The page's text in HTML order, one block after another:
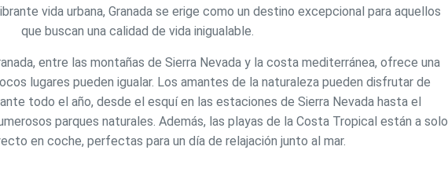
vida urbana, Granada se erige como un destino excepcional para aquellos
que buscan una calidad de vida inigualable.
entre las montañas de Sierra Nevada y la costa mediterránea, ofrece una
lugares pueden igualar. Los amantes de la naturaleza pueden disfrutar de
todo el año, desde el esquí en las estaciones de Sierra Nevada hasta el
parques naturales. Además, las playas de la Costa Tropical están a solo
en coche, perfectas para un día de relajación junto al mar.
Cookies propias para recopilar información con la finalidad de
mismas. El usuario tiene la posibilidad de configurar su navegador
desea, impedir que sean instaladas en su disco duro, aunque
cuenta que dicha acción podrá ocasionar dificultades de navegación